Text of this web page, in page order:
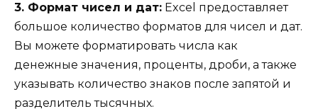
3. Формат чисел и дат: Excel предоставляет
большое количество форматов для чисел и дат.
Вы можете форматировать числа как
денежные значения, проценты, дроби, а также
указывать количество знаков после запятой и
разделитель тысячных.